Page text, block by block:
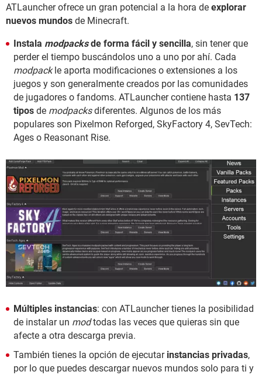
ATLauncher ofrece un gran potencial a la hora de explorar
nuevos mundos de Minecraft.
Instala modpacksde forma fácil y sencilla, sin tener que
perder el tiempo buscándolos uno a uno por ahí. Cada
modpackle aporta modificaciones o extensiones a los
juegos y son generalmente creados por las comunidades
de jugadores o fandoms. ATLauncher contiene hasta 137
tipos de modpacksdiferentes. Algunos de los más
populares son Pixelmon Reforged, SkyFactory 4, SevTech:
Ages o Reasonant Rise.
Múltiples instancias: con ATLauncher tienes la posibilidad
de instalar un modtodas las veces que quieras sin que
afecte a otra descarga previa.
También tienes la opción de ejecutar instancias privadas,
por lo que puedes descargar nuevos mundos solo para ti y